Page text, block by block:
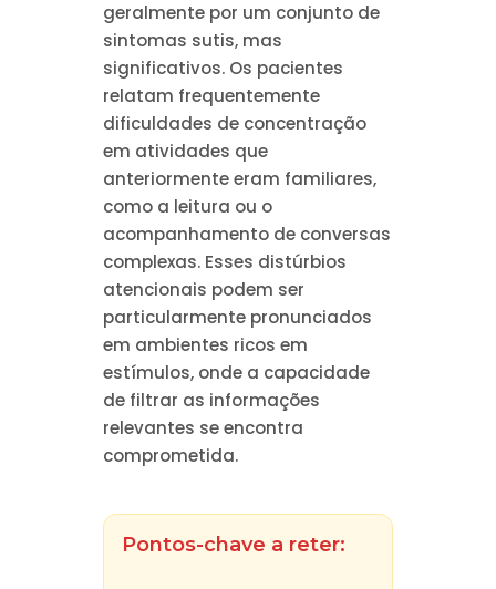
geralmente por um conjunto de
sintomas sutis, mas
significativos. Os pacientes
relatam frequentemente
dificuldades de concentração
em atividades que
anteriormente eram familiares,
como a leitura ou o
acompanhamento de conversas
complexas. Esses distúrbios
atencionais podem ser
particularmente pronunciados
em ambientes ricos em
estímulos, onde a capacidade
de filtrar as informações
relevantes se encontra
comprometida.
Pontos-chave a reter: